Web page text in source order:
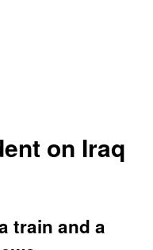
on Iraq
train and a